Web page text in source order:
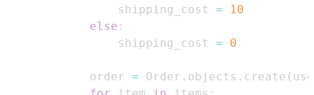
            shipping_cost
=
10
else :
            shipping_cost
= 0
        order
= Order . objects . create (